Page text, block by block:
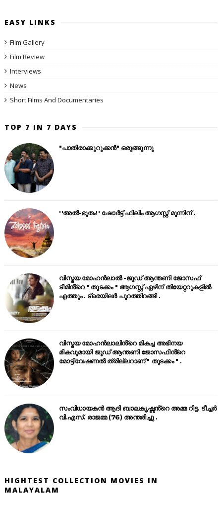
EASY LINKS
Film Gallery
Film Review
Interviews
News
Short Films And Documentaries
TOP 7 IN 7 DAYS
"പാതിരാക്കുറുക്കൻ" ഒരുങ്ങുന്നു
''അൽ-ഭുതം'' ഷോർട്ട് ഫിലിം ആഗസ്റ്റ് മൂന്നിന് .
വിസ്മയ മോഹൻലാൽ -ജൂഡ് ആന്തണി ജോസഫ്
ടീമിൻ്റെ " തുടക്കം " ആഗസ്റ്റ് ഏഴിന് തിയേറ്ററുകളിൽ
എത്തും . ട്രെയിലർ പുറത്തിറങ്ങി .
വിസ്മയ മോഹൻലാലിൻ്റെ മികച്ച അഭിനയ
മികവുമായി ജൂഡ് ആന്തണി ജോസഫിൻ്റെ
മോട്ടിവേഷണൽ ത്രില്ലറാണ് " തുടക്കം " .
സംവിധായകൻ ആദി ബാലകൃഷ്ണൻ്റെ അമ്മ റിട്ട. ടീച്ചർ
വി.എസ്. രാജമ്മ (76) അന്തരിച്ചു .
HIGHTEST COLLECTION MOVIES IN
MALAYALAM